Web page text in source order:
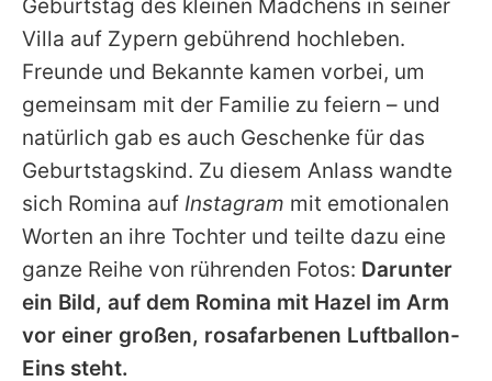
Team
Redaktionelle Richtlinien
Impressum
Datenschutzerklärung
Nutzungsbedingungen
Utiq verwalten
Geburtstag des kleinen Mädchens in seiner
Villa auf Zypern gebührend hochleben.
Freunde und Bekannte kamen vorbei, um
gemeinsam mit der Familie zu feiern – und
natürlich gab es auch Geschenke für das
Geburtstagskind. Zu diesem Anlass wandte
sich Romina auf Instagram mit emotionalen
Worten an ihre Tochter und teilte dazu eine
ganze Reihe von rührenden Fotos: Darunter
ein Bild, auf dem Romina mit Hazel im Arm
vor einer großen, rosafarbenen Luftballon-
Eins steht.